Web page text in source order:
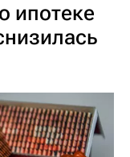
ипотеке